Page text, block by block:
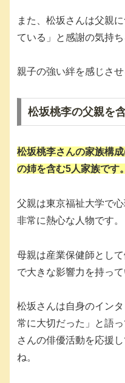
また、松坂さんは父親
ている」と感謝の気持ち
親子の強い絆を感じさ
松坂桃李の父親を
松坂桃李さんの家族構
の姉を含む5人家族です。
父親は東京福祉大学で
非常に熱心な人物です。
母親は産業保健師とし
で大きな影響力を持って
松坂さんは自身のイン
常に大切だった」と語
さんの俳優活動を応援
ね。